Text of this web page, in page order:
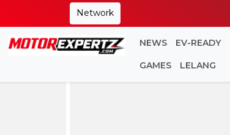
Network
NEWS EV-READY
GAMES LELANG